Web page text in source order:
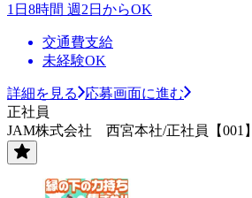
1日8時間 週2日からOK
交通費支給
未経験OK
詳細を見る
応募画面に進む
正社員
JAM株式会社 西宮本社/正社員【001】